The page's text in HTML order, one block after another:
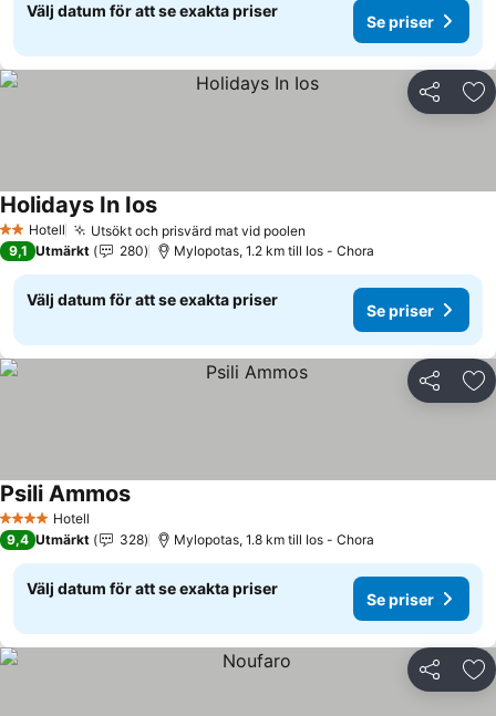
Välj datum för att se exakta priser
Se priser
Dela
2 Stjärnor
Hotell Utsökt och prisvärd mat vid poolen
Holidays In IosSe priser
9,1 Utmärkt 280 Mylopotas, 1.2 km till Ios - Chora
Välj datum för att se exakta priser
Se priser
Dela
4 StjärnorHotell
Psili AmmosSe priser
9,4 Utmärkt 328 Mylopotas, 1.8 km till Ios - Chora
Välj datum för att se exakta priser
Se priser
Dela